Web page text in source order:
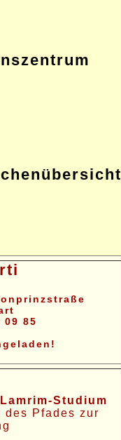
09 85
Studium
Pfades zur